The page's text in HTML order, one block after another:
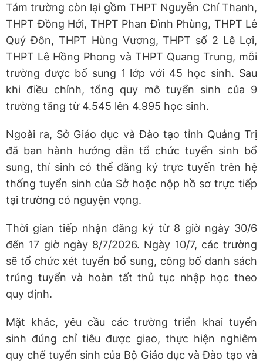
Tám trường còn lại gồm THPT Nguyễn Chí Thanh,
THPT Đồng Hới, THPT Phan Đình Phùng, THPT Lê
Quý Đôn, THPT Hùng Vương, THPT số 2 Lê Lợi,
THPT Lê Hồng Phong và THPT Quang Trung, mỗi
trường được bổ sung 1 lớp với 45 học sinh. Sau
khi điều chỉnh, tổng quy mô tuyển sinh của 9
trường tăng từ 4.545 lên 4.995 học sinh.
Ngoài ra, Sở Giáo dục và Đào tạo tỉnh Quảng Trị
đã ban hành hướng dẫn tổ chức tuyển sinh bổ
sung, thí sinh có thể đăng ký trực tuyến trên hệ
thống tuyển sinh của Sở hoặc nộp hồ sơ trực tiếp
tại trường có nguyện vọng.
Thời gian tiếp nhận đăng ký từ 8 giờ ngày 30/6
đến 17 giờ ngày 8/7/2026. Ngày 10/7, các trường
sẽ tổ chức xét tuyển bổ sung, công bố danh sách
trúng tuyển và hoàn tất thủ tục nhập học theo
quy định.
Mặt khác, yêu cầu các trường triển khai tuyển
sinh đúng chỉ tiêu được giao, thực hiện nghiêm
quy chế tuyển sinh của Bộ Giáo dục và Đào tạo và